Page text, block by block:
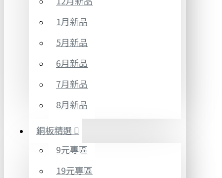
1月新品
5月新品
6月新品
7月新品
8月新品
銅板精選
9元專區
19元專區